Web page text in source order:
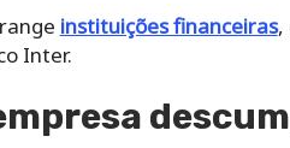
instituições financeiras,
Inter.